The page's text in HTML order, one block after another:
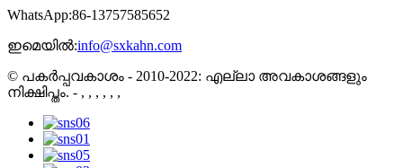
WhatsApp:86-13757585652
ഇമെയിൽ:info@sxkahn.com
© പകർപ്പവകാശം - 2010-2022: എല്ലാ അവകാശങ്ങളും
നിക്ഷിപ്തം. - , , , , , ,